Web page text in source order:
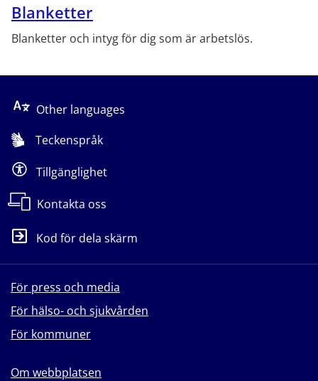
Blanketter
Blanketter och intyg för dig som är arbetslös.
Other languages
Teckenspråk
Tillgänglighet
Kontakta oss
Kod för dela skärm
För press och media
För hälso- och sjukvården
För kommuner
Om webbplatsen